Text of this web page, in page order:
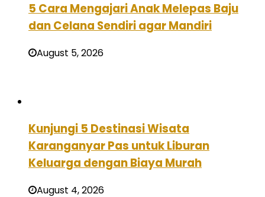
5 Cara Mengajari Anak Melepas Baju
dan Celana Sendiri agar Mandiri
August 5, 2026
Kunjungi 5 Destinasi Wisata
Karanganyar Pas untuk Liburan
Keluarga dengan Biaya Murah
August 4, 2026